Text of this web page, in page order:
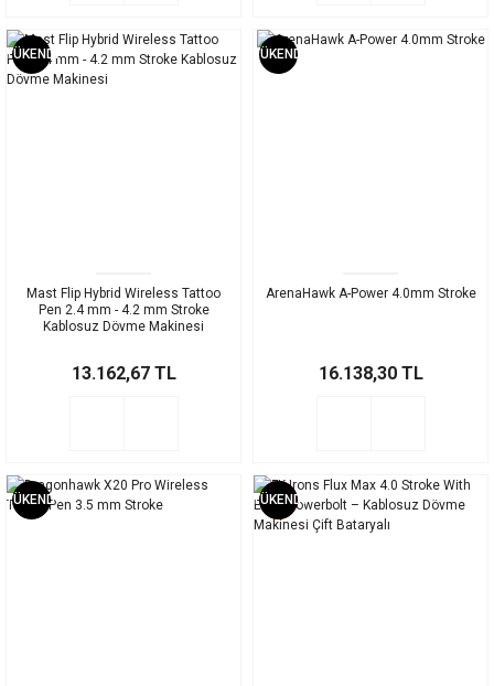
TÜKENDİ
Mast Flip Hybrid Wireless Tattoo
Pen 2.4 mm - 4.2 mm Stroke
Kablosuz Dövme Makinesi
13.162,67 TL
TÜKENDİ
ArenaHawk A-Power 4.0mm Stroke
16.138,30 TL
TÜKENDİ %4
TÜKENDİ